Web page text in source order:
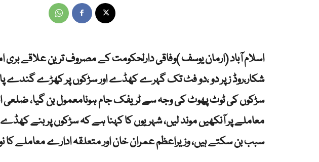
اسلام آباد (ارمان یوسف )وفاقی دارلحکومت کے مصروف ترین علاقے بری
شکار،روڈ ز پر دو ،دو فٹ تک گہرے کھڈے اور سڑکوں پر کھڑے گندے پانی
سڑکوں کی ٹوٹ پھوٹ کی وجہ سے ٹریفک جام ہونامعمول بن گیا، ضلعی
معاملے پر آنکھیں موند لیں، شہریوں کا کہنا ہے کہ سڑکوں پر بنے
سبب بن سکتے ہیں، وزیراعظم عمران خان اور متعلقہ ادارے معاملے کا